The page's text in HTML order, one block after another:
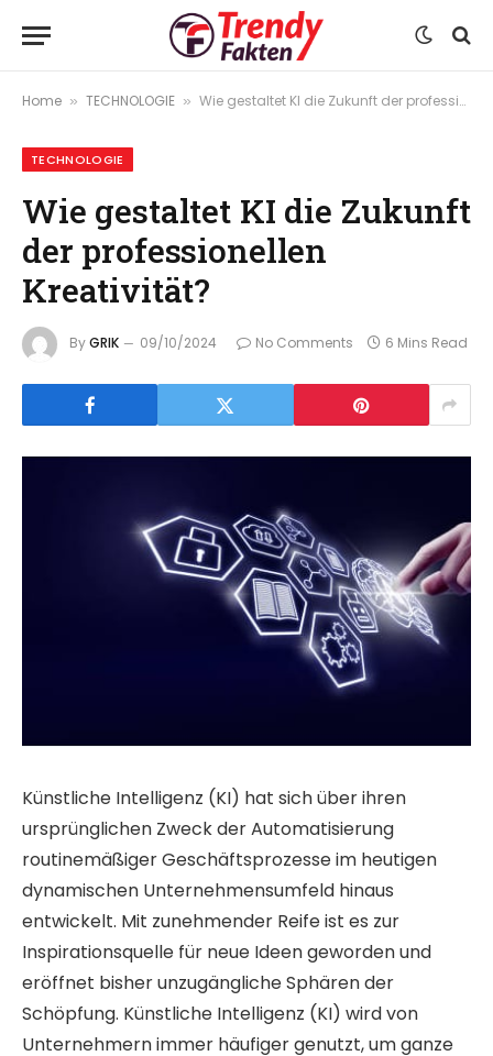
Home » TECHNOLOGIE » Wie gestaltet KI die Zukunft der professionellen Kreativität?
TECHNOLOGIE
Wie gestaltet KI die Zukunft
der professionellen
Kreativität?
ByGRIK 09/10/2024 No Comments 6 Mins Read
Künstliche Intelligenz (KI) hat sich über ihren
ursprünglichen Zweck der Automatisierung
routinemäßiger Geschäftsprozesse im heutigen
dynamischen Unternehmensumfeld hinaus
entwickelt. Mit zunehmender Reife ist es zur
Inspirationsquelle für neue Ideen geworden und
eröffnet bisher unzugängliche Sphären der
Schöpfung. Künstliche Intelligenz (KI) wird von
Unternehmern immer häufiger genutzt, um ganze